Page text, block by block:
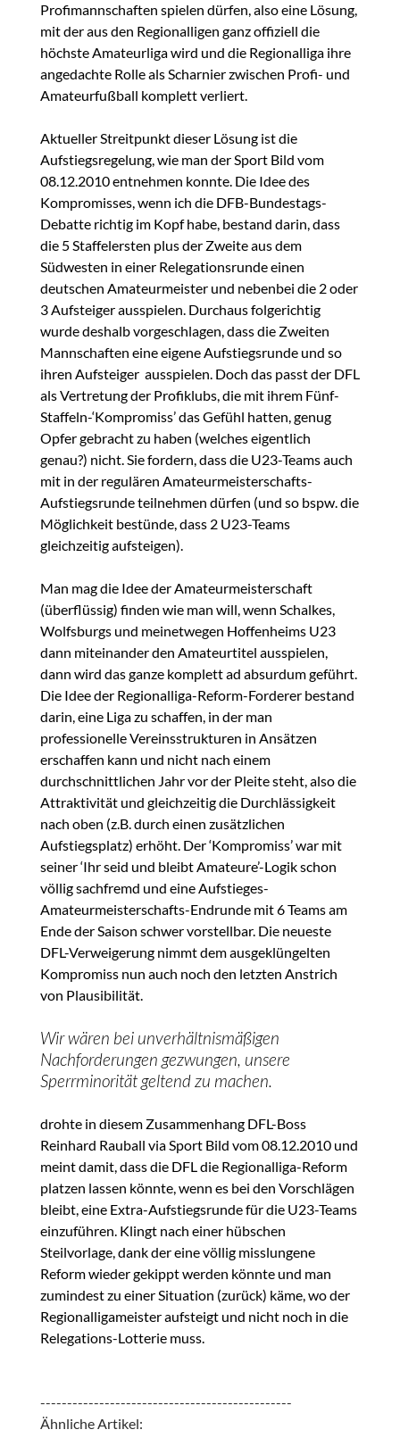
Profimannschaften spielen dürfen, also eine Lösung,
mit der aus den Regionalligen ganz offiziell die
höchste Amateurliga wird und die Regionalliga ihre
angedachte Rolle als Scharnier zwischen Profi- und
Amateurfußball komplett verliert.
Aktueller Streitpunkt dieser Lösung ist die
Aufstiegsregelung, wie man der Sport Bild vom
08.12.2010 entnehmen konnte. Die Idee des
Kompromisses, wenn ich die DFB-Bundestags-
Debatte richtig im Kopf habe, bestand darin, dass
die 5 Staffelersten plus der Zweite aus dem
Südwesten in einer Relegationsrunde einen
deutschen Amateurmeister und nebenbei die 2 oder
3 Aufsteiger ausspielen. Durchaus folgerichtig
wurde deshalb vorgeschlagen, dass die Zweiten
Mannschaften eine eigene Aufstiegsrunde und so
ihren Aufsteiger ausspielen. Doch das passt der DFL
als Vertretung der Profiklubs, die mit ihrem Fünf-
Staffeln-‘Kompromiss’ das Gefühl hatten, genug
Opfer gebracht zu haben (welches eigentlich
genau?) nicht. Sie fordern, dass die U23-Teams auch
mit in der regulären Amateurmeisterschafts-
Aufstiegsrunde teilnehmen dürfen (und so bspw. die
Möglichkeit bestünde, dass 2 U23-Teams
gleichzeitig aufsteigen).
Man mag die Idee der Amateurmeisterschaft
(überflüssig) finden wie man will, wenn Schalkes,
Wolfsburgs und meinetwegen Hoffenheims U23
dann miteinander den Amateurtitel ausspielen,
dann wird das ganze komplett ad absurdum geführt.
Die Idee der Regionalliga-Reform-Forderer bestand
darin, eine Liga zu schaffen, in der man
professionelle Vereinsstrukturen in Ansätzen
erschaffen kann und nicht nach einem
durchschnittlichen Jahr vor der Pleite steht, also die
Attraktivität und gleichzeitig die Durchlässigkeit
nach oben (z.B. durch einen zusätzlichen
Aufstiegsplatz) erhöht. Der ‘Kompromiss’ war mit
seiner ‘Ihr seid und bleibt Amateure’-Logik schon
völlig sachfremd und eine Aufstieges-
Amateurmeisterschafts-Endrunde mit 6 Teams am
Ende der Saison schwer vorstellbar. Die neueste
DFL-Verweigerung nimmt dem ausgeklüngelten
Kompromiss nun auch noch den letzten Anstrich
von Plausibilität.
Wir wären bei unverhältnismäßigen
Nachforderungen gezwungen, unsere
Sperrminorität geltend zu machen.
drohte in diesem Zusammenhang DFL-Boss
Reinhard Rauball via Sport Bild vom 08.12.2010 und
meint damit, dass die DFL die Regionalliga-Reform
platzen lassen könnte, wenn es bei den Vorschlägen
bleibt, eine Extra-Aufstiegsrunde für die U23-Teams
einzuführen. Klingt nach einer hübschen
Steilvorlage, dank der eine völlig misslungene
Reform wieder gekippt werden könnte und man
zumindest zu einer Situation (zurück) käme, wo der
Regionalligameister aufsteigt und nicht noch in die
Relegations-Lotterie muss.
-----------------------------------------------
Ähnliche Artikel: